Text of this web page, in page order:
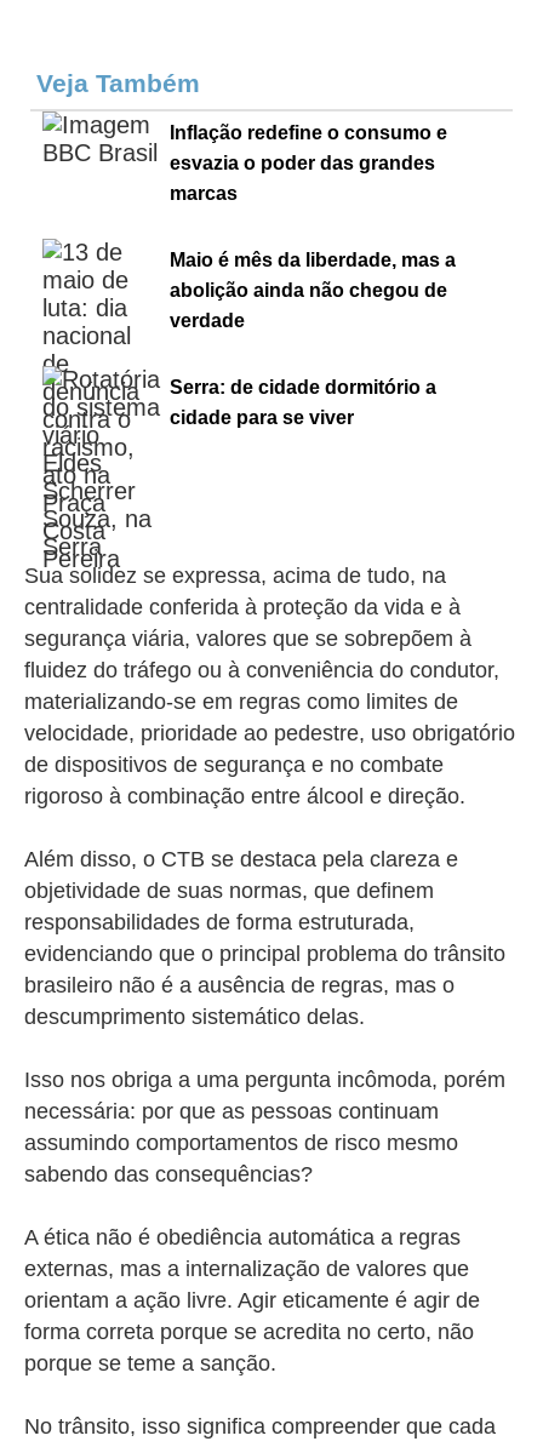
Veja Também
Inflação redefine o consumo e
esvazia o poder das grandes
marcas
Maio é mês da liberdade, mas a
abolição ainda não chegou de
verdade
Serra: de cidade dormitório a
cidade para se viver
Sua solidez se expressa, acima de tudo, na
centralidade conferida à proteção da vida e à
segurança viária, valores que se sobrepõem à
fluidez do tráfego ou à conveniência do condutor,
materializando-se em regras como limites de
velocidade, prioridade ao pedestre, uso obrigatório
de dispositivos de segurança e no combate
rigoroso à combinação entre álcool e direção.
Além disso, o CTB se destaca pela clareza e
objetividade de suas normas, que definem
responsabilidades de forma estruturada,
evidenciando que o principal problema do trânsito
brasileiro não é a ausência de regras, mas o
descumprimento sistemático delas.
Isso nos obriga a uma pergunta incômoda, porém
necessária: por que as pessoas continuam
assumindo comportamentos de risco mesmo
sabendo das consequências?
A ética não é obediência automática a regras
externas, mas a internalização de valores que
orientam a ação livre. Agir eticamente é agir de
forma correta porque se acredita no certo, não
porque se teme a sanção.
No trânsito, isso significa compreender que cada